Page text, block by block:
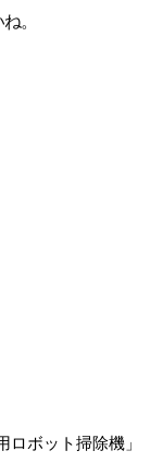
。
ボット掃除機」